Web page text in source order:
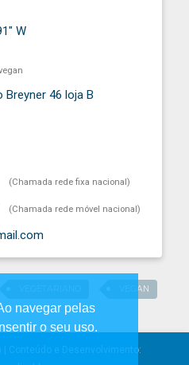
navegar pelas
o seu uso.
W
Breyner 46 loja B
(Chamada rede fixa nacional)
(Chamada rede móvel nacional)
VEGAN
Conteúdo e Desenvolvimento: